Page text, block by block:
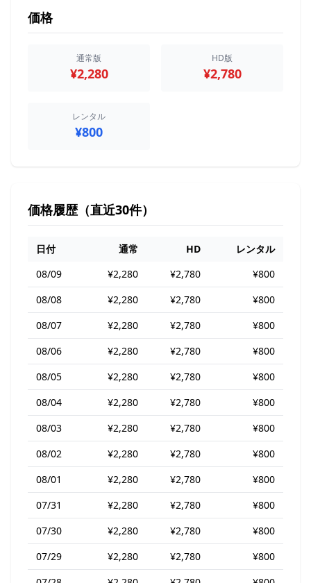
価格
通常版
¥2,280
HD版
¥2,780
レンタル
¥800
価格履歴（直近30件）
日付 通常 HD
レンタル
08/09
¥2,280 ¥2,780
¥800
08/08
¥2,280 ¥2,780
¥800
08/07
¥2,280 ¥2,780
¥800
08/06
¥2,280 ¥2,780
¥800
08/05
¥2,280 ¥2,780
¥800
08/04
¥2,280 ¥2,780
¥800
08/03
¥2,280 ¥2,780
¥800
08/02
¥2,280 ¥2,780
¥800
08/01
¥2,280 ¥2,780
¥800
07/31
¥2,280 ¥2,780
¥800
07/30
¥2,280 ¥2,780
¥800
07/29
¥2,280 ¥2,780
¥800